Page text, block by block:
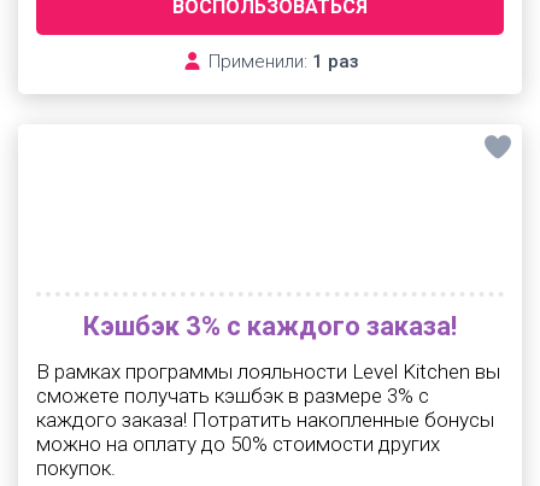
ВОСПОЛЬЗОВАТЬСЯ
Применили: 1 раз
Кэшбэк 3% с каждого заказа!
В рамках программы лояльности Level Kitchen вы
сможете получать кэшбэк в размере 3% с
каждого заказа! Потратить накопленные бонусы
можно на оплату до 50% стоимости других
покупок.